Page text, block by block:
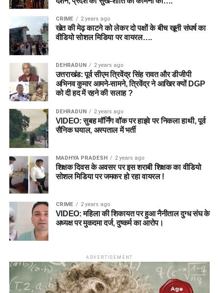
CRIME 2 years ago
खेत की मेढ़ काटने को लेकर दो पक्षों के बीच खूनी संघर्ष का
वीडियो सोशल मिडिया पर वायरल….
DEHRADUN 2 years ago
उत्तराखंड: पूर्व सीएम त्रिवेंद्र सिंह रावत और डीजीपी
अभिनव कुमार आमने-सामने, त्रिवेंद्र ने आखिर क्यों DGP
को दी हद में रहने की सलाह ?
DEHRADUN 2 years ago
VIDEO: सुबह मॉर्निंग वॉक पर हाइवे पर निकला हाथी, पूर्व
सैनिक घयाल, अस्पताल में भर्ती
MADHYA PRADESH 2 years ago
शिक्षक दिवस के अवसर पर इस शराबी शिक्षक का वीडियो
सोशल मिडिया पर जमकर हो रहा वायरल !
CRIME 2 years ago
VIDEO: महिला की शिकायत पर हुआ नैनीताल दुग्ध संघ के
अध्यक्ष पर मुकदमा दर्ज, दुष्कर्म का आरोप।
ADVERTISEMENT